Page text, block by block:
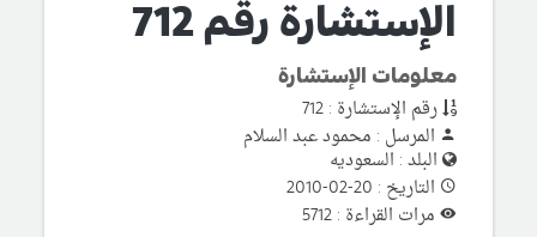
الإستشارة رقم 712
معلومات الإستشارة
رقم الإستشارة : 712
المرسل : محمود عبد السلام
البلد : السعوديه
التاريخ : 20-02-2010
مرات القراءة : 5712